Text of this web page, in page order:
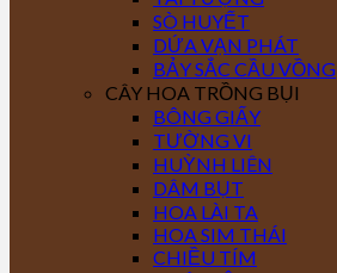
SÒ HUYẾT
DỨA VẠN PHÁT
BẢY SẮC CẦU VỒNG
CÂY HOA TRỒNG BỤI
BÔNG GIẤY
TƯỜNG VI
HUỲNH LIÊN
DÂM BỤT
HOA LÀI TA
HOA SIM THÁI
CHIỀU TÍM